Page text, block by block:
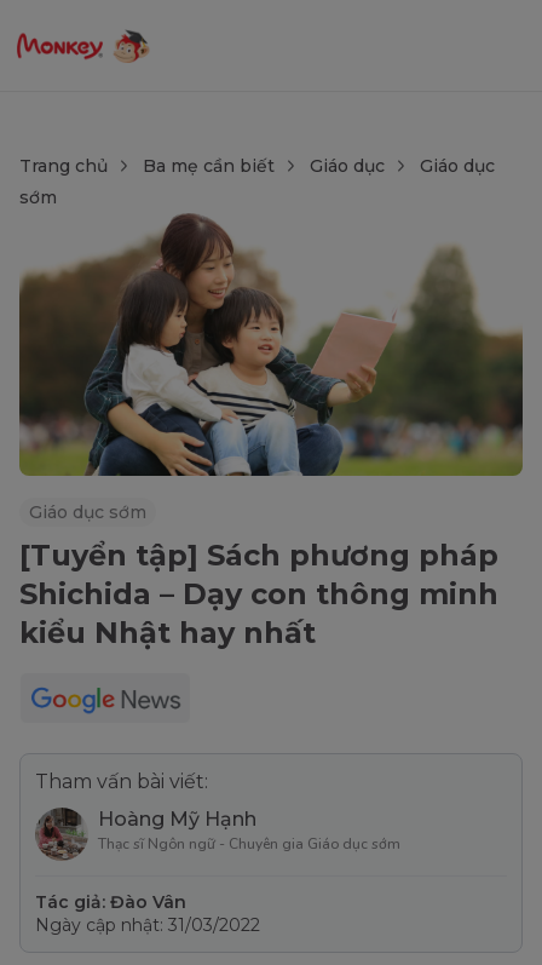
Trang chủ Ba mẹ cần biết Giáo dục
Giáo dục
sớm
Giáo dục sớm
[Tuyển tập] Sách phương pháp
Shichida – Dạy con thông minh
kiểu Nhật hay nhất
Tham vấn bài viết:
Hoàng Mỹ Hạnh
Thạc sĩ Ngôn ngữ - Chuyên gia Giáo dục sớm
Tác giả: Đào Vân
Ngày cập nhật: 31/03/2022